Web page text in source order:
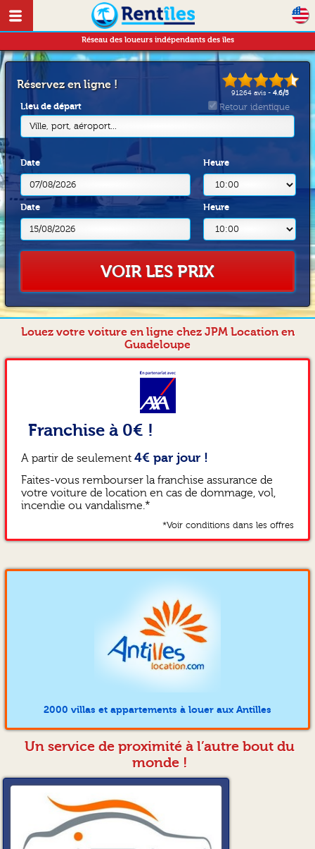
Réseau des loueurs indépendants des îles
91264 avis -4.6/5
Réservez en ligne !
Lieu de départ
Ville, port, aéroport...
Retour identique
Date Heure
Date Heure
VOIR LES PRIX
Louez votre voiture en ligne chez JPM Location en
Guadeloupe
Franchise à 0€ !
A partir de seulement 4€ par jour !
Faites-vous rembourser la franchise assurance de
votre voiture de location en cas de dommage, vol,
incendie ou vandalisme.*
*Voir conditions dans les offres
2000 villas et appartements à louer aux Antilles
Un service de proximité à l’autre bout du
monde !